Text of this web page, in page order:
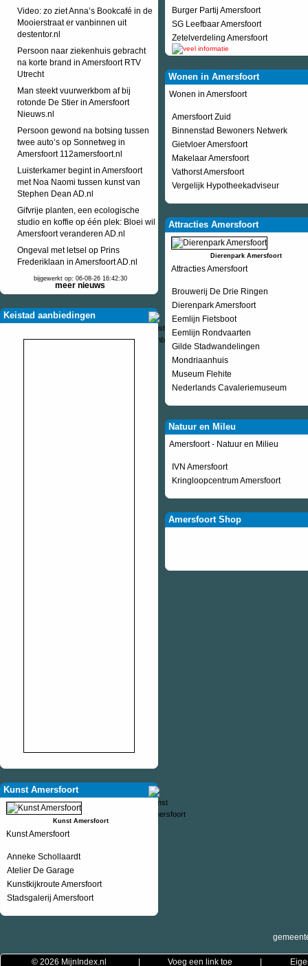
Video: zo ziet Anna’s Bookcafé in de
Mooierstraat er vanbinnen uit
destentor.nl
Persoon naar ziekenhuis gebracht
na korte brand in Amersfoort RTV
Utrecht
Man steekt vuurwerkbom af bij
rotonde De Stier in Amersfoort
Nieuws.nl
Persoon gewond na botsing tussen
twee auto’s op Sonnetweg in
Amersfoort 112amersfoort.nl
Luisterkamer begint in Amersfoort
met Noa Naomi tussen kunst van
Stephen Dean AD.nl
Gifvrije planten, een ecologische
studio en koffie op één plek: Bloei wil
Amersfoort veranderen AD.nl
Ongeval met letsel op Prins
Frederiklaan in Amersfoort AD.nl
bijgewerkt op: 06-08-26 16:42:30
meer nieuws
Keistad aanbiedingen
Kunst Amersfoort
Kunst Amersfoort
Kunst Amersfoort
Anneke Schollaardt
Atelier De Garage
Kunstkijkroute Amersfoort
Stadsgalerij Amersfoort
Burger Partij Amersfoort
SG Leefbaar Amersfoort
Zetelverdeling Amersfoort
Wonen in Amersfoort
Wonen in Amersfoort
Amersfoort Zuid
Binnenstad Bewoners Netwerk
Gietvloer Amersfoort
Makelaar Amersfoort
Vathorst Amersfoort
Vergelijk Hypotheekadviseur
Attracties Amersfoort
Dierenpark Amersfoort
Attracties Amersfoort
Brouwerij De Drie Ringen
Dierenpark Amersfoort
Eemlijn Fietsboot
Eemlijn Rondvaarten
Gilde Stadwandelingen
Mondriaanhuis
Museum Flehite
Nederlands Cavaleriemuseum
Natuur en Mileu
Amersfoort - Natuur en Milieu
IVN Amersfoort
Kringloopcentrum Amersfoort
Amersfoort Shop
© 2026 MijnIndex.nl Voeg een link toe